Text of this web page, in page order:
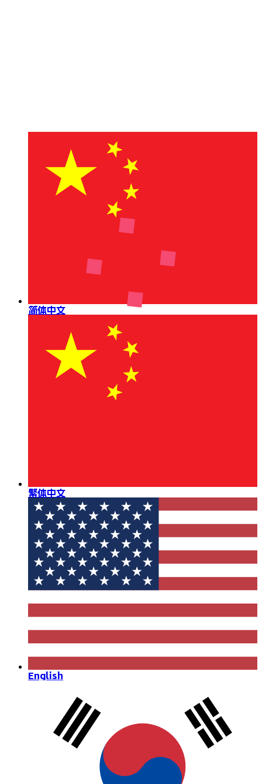
简体中文
繁体中文
English